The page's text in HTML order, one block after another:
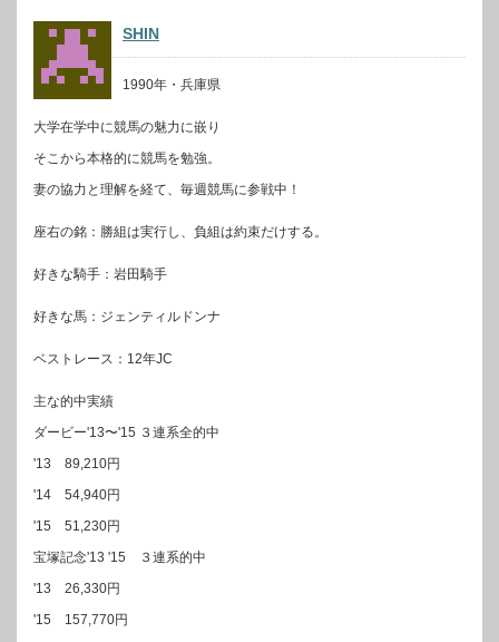
SHIN
1990年・兵庫県
大学在学中に競馬の魅力に嵌り
そこから本格的に競馬を勉強。
妻の協力と理解を経て、毎週競馬に参戦中！
座右の銘：勝組は実行し、負組は約束だけする。
好きな騎手：岩田騎手
好きな馬：ジェンティルドンナ
ベストレース：12年JC
主な的中実績
ダービー'13〜'15 ３連系全的中
'13 89,210円
'14 54,940円
'15 51,230円
宝塚記念'13 '15 ３連系的中
'13 26,330円
'15 157,770円